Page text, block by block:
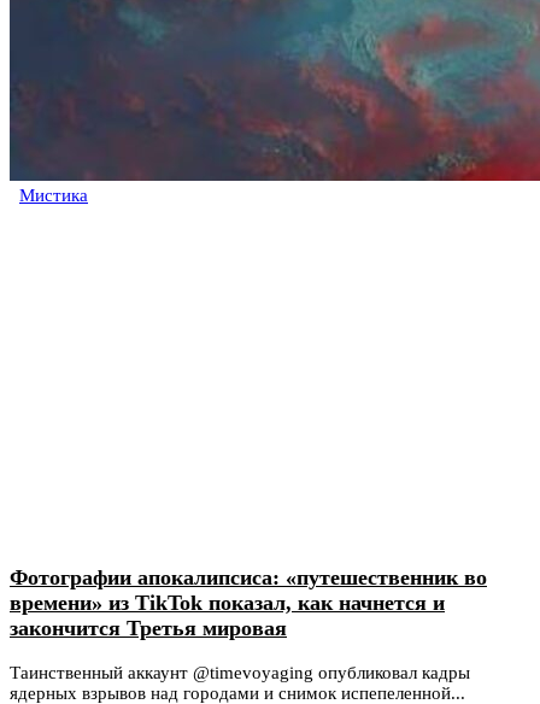
Мистика
Фотографии апокалипсиса: «путешественник во
времени» из TikTok показал, как начнется и
закончится Третья мировая
Таинственный аккаунт @timevoyaging опубликовал кадры
ядерных взрывов над городами и снимок испепеленной...